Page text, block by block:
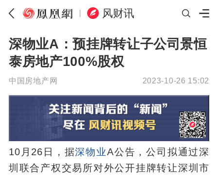
风财讯
深物业A：预挂牌转让子公司景恒
泰房地产100%股权
中国房地产网 2023-10-26 15:02
10月26日，据深物业A公告，公司拟通过深
圳联合产权交易所对外公开挂牌转让深圳市